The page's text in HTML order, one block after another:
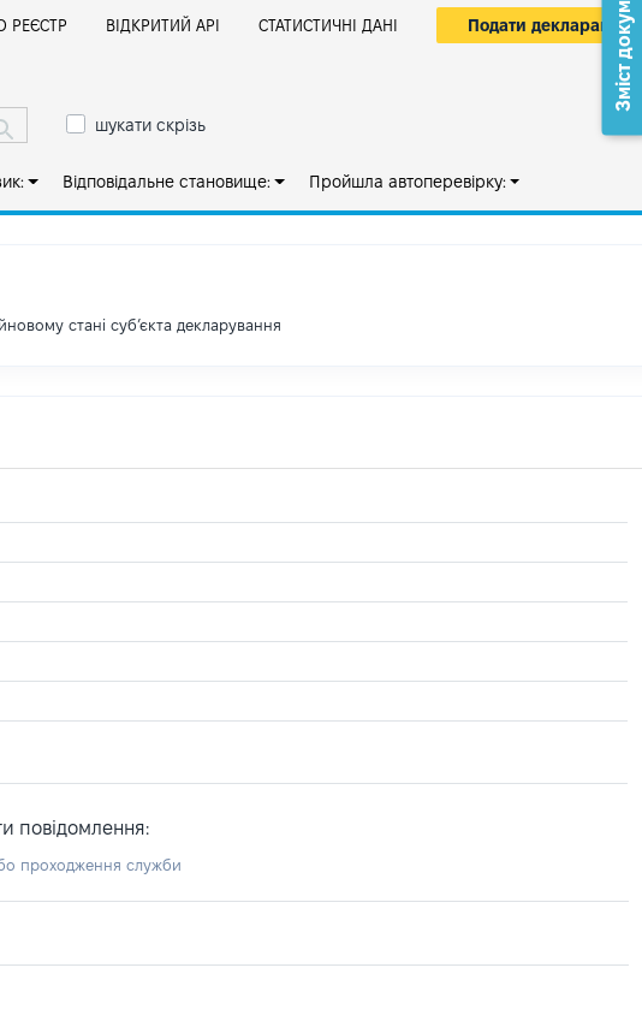
РЕЄСТР ВІДКРИТИЙ АРІ СТАТИСТИЧНІ ДАНІ Подати декларацію
шукати скрізь
Відповідальне становище: Пройшла автоперевірку:
стані субʼєкта декларування
повідомлення:
проходження служби
Зміст документа